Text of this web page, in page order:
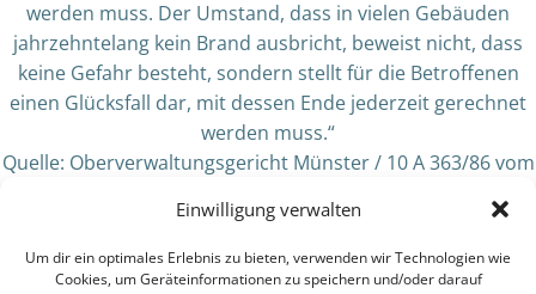
Einwilligung verwalten
Um dir ein optimales Erlebnis zu bieten, verwenden wir Technologien wie
Cookies, um Geräteinformationen zu speichern und/oder darauf
werden muss. Der Umstand, dass in vielen Gebäuden
jahrzehntelang kein Brand ausbricht, beweist nicht, dass
keine Gefahr besteht, sondern stellt für die Betroffenen
einen Glücksfall dar, mit dessen Ende jederzeit gerechnet
werden muss.“
Quelle: Oberverwaltungsgericht Münster / 10 A 363/86 vom